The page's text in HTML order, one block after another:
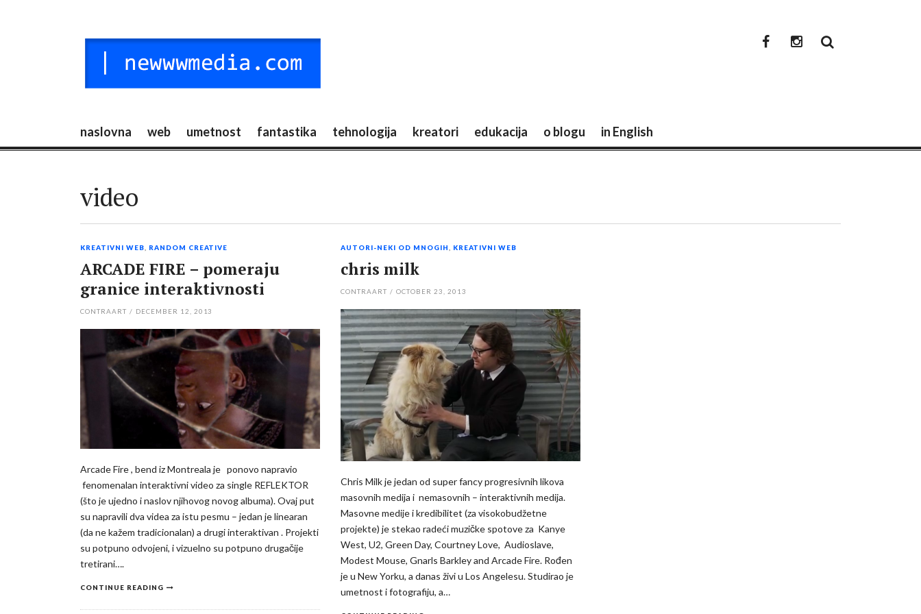
newwwmedia
newwwmedia
naslovna web umetnost fantastika tehnologija kreatori edukacija o blogu in English
video
KREATIVNI WEB RANDOM CREATIVE
ARCADE FIRE – pomeraju
granice interaktivnosti
CONTRAART / DECEMBER 12, 2013
Arcade Fire , bend iz Montreala je ponovo napravio
fenomenalan interaktivni video za single REFLEKTOR
(što je ujedno i naslov njihovog novog albuma). Ovaj put
su napravili dva videa za istu pesmu – jedan je linearan
(da ne kažem tradicionalan) a drugi interaktivan . Projekti
su potpuno odvojeni, i vizuelno su potpuno drugačije
tretirani….
CONTINUE READING
AUTORI-NEKI OD MNOGIH KREATIVNI WEB
chris milk
CONTRAART / OCTOBER 23, 2013
Chris Milk je jedan od super fancy progresivnih likova
masovnih medija i nemasovnih – interaktivnih medija.
Masovne medije i kredibilitet (za visokobudžetne
projekte) je stekao radeći muzičke spotove za Kanye
West, U2, Green Day, Courtney Love, Audioslave,
Modest Mouse, Gnarls Barkley and Arcade Fire. Rođen
je u New Yorku, a danas živi u Los Angelesu. Studirao je
umetnost i fotografiju, a…